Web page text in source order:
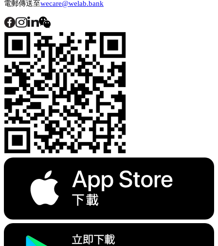
電郵傳送至wecare@welab.bank